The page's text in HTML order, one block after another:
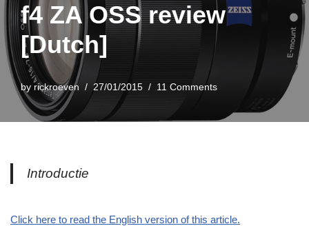
f4 ZA OSS review
[Dutch]
by rickroeven 27/01/2015 11 Comments
Introductie
Click here to read the English version of this article.